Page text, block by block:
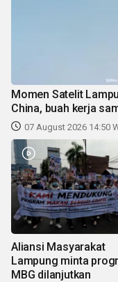
Momen Satelit
China, buah kerja
07 August 2026 14:50
Aliansi Masyarakat
Lampung minta
MBG dilanjutkan